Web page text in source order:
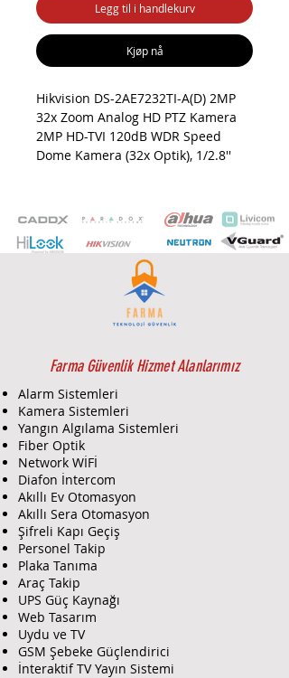
Legg til i handlekurv
Kjøp nå
Hikvision DS-2AE7232TI-A(D) 2MP
32x Zoom Analog HD PTZ Kamera
2MP HD-TVI 120dB WDR Speed
Dome Kamera (32x Optik), 1/2.8''
DNR, AGC, BLC,HLC, 4.8~153mm
Lens, 32x Optik Zoom, IP66,IK10,12V
DC, -30C ~ 65C, 8 Adet Maskeleme,
Pan/Tilt Hız: 0.1° ile 160°/s -0.1° ile
120°/s, 256 Preset, 10 Adet Patrol, 5
Adet Pattern tanımlaması, 150
metreye kadar IR Görüş mesafesi,
Değiştirilebilir TVI/AHD/CVI/CVBS
Farma Güvenlik Hizmet Alanlarımız
Alarm Sistemleri
Kamera Sistemleri
Yangın Algılama Sistemleri
Fiber Optik
Network WİFİ
Diafon İntercom
Akıllı Ev Otomasyon
Akıllı Sera Otomasyon
Şifreli Kapı Geçiş
Personel Takip
Plaka Tanıma
Araç Takip
UPS Güç Kaynağı
Web Tasarım
Uydu ve TV
GSM Şebeke Güçlendirici
İnteraktif TV Yayın Sistemi